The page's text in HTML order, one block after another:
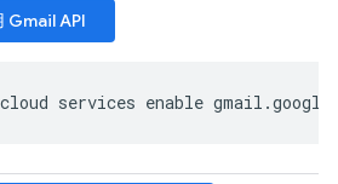
Gmail API
services enable gmail .